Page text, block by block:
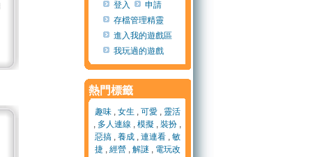
登入
申請
存檔管理精靈
進入我的遊戲區
我玩過的遊戲
熱門標籤
趣味, 女生 , 可愛, 靈活
, 多人連線 , 模擬 , 裝扮 ,
惡搞, 養成, 連連看, 敏
捷, 經營, 解謎 , 電玩改